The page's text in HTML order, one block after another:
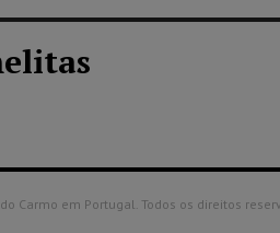
Carmo em Portugal. Todos os direitos